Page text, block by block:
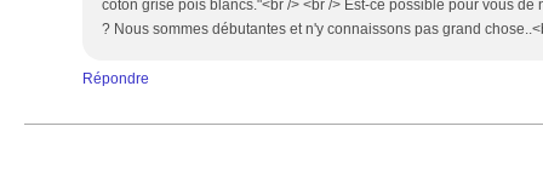
coton grise pois blancs."<br /> <br /> Est-ce possible pour vous
? Nous sommes débutantes et n'y connaissons pas grand
Répondre